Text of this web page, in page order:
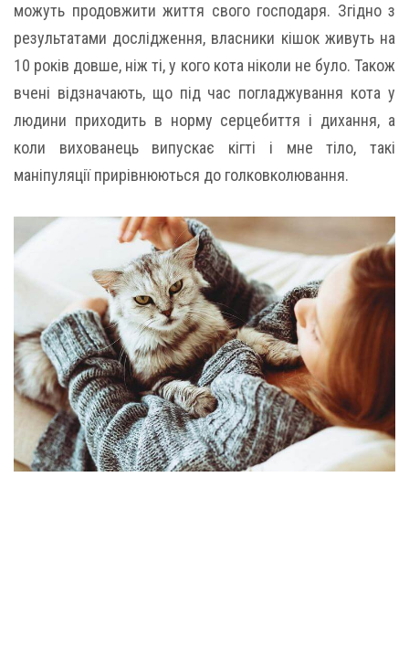
можуть продовжити життя свого господаря. Згідно з
результатами дослідження, власники кішок живуть на
10 років довше, ніж ті, у кого кота ніколи не було. Також
вчені відзначають, що під час погладжування кота у
людини приходить в норму серцебиття і дихання, а
коли вихованець випускає кігті і мне тіло, такі
маніпуляції прирівнюються до голковколювання.